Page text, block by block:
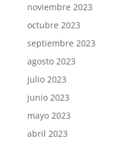
noviembre 2023
octubre 2023
septiembre 2023
agosto 2023
julio 2023
junio 2023
mayo 2023
abril 2023